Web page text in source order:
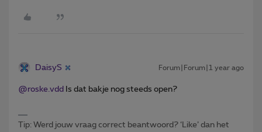
DaisyS Forum|Forum|1 year ago
@roske.vdd Is dat bakje nog steeds open?
Tip: Werd jouw vraag correct beantwoord? ‘Like’ dan het